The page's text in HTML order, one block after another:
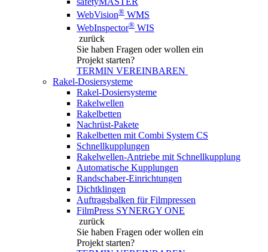
WebVision® WMS
WebInspector® WIS
zurück
Sie haben Fragen oder wollen ein
Projekt starten?
TERMIN VEREINBAREN
Rakel-Dosiersysteme
Rakel-Dosiersysteme
Rakelwellen
Rakelbetten
Nachrüst-Pakete
Rakelbetten mit Combi System CS
Schnellkupplungen
Rakelwellen-Antriebe mit Schnellkupplung
Automatische Kupplungen
Randschaber-Einrichtungen
Dichtklingen
Auftragsbalken für Filmpressen
FilmPress SYNERGY ONE
zurück
Sie haben Fragen oder wollen ein
Projekt starten?